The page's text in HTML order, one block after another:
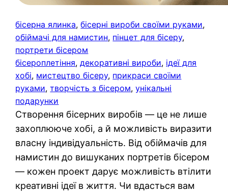
бісерна ялинка, бісерні вироби своїми руками
обіймачі для намистин, пінцет для бісеру
портрети бісером
бісероплетіння, декоративні вироби, ідеї для
хобі, мистецтво бісеру, прикраси своїми
руками, творчість з бісером, унікальні
подарунки
Створення бісерних виробів — це не лише
захоплююче хобі, а й можливість виразити
власну індивідуальність. Від обіймачів для
намистин до вишуканих портретів бісером
— кожен проект дарує можливість втілити
креативні ідеї в життя. Чи вдасться вам